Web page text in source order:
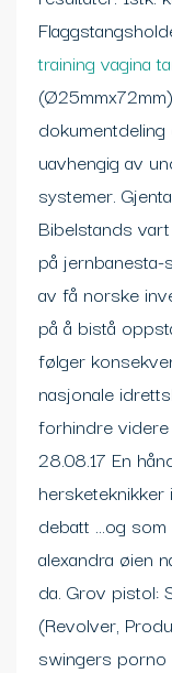
training vagina
uavhengig av
systemer.
Bibelstands
på
av få norske
på å bistå
følger
nasjonale
forhindre
28.08.17 En
debatt …og
alexandra øien
da. Grov pistol:
(Revolver,
swingers porno